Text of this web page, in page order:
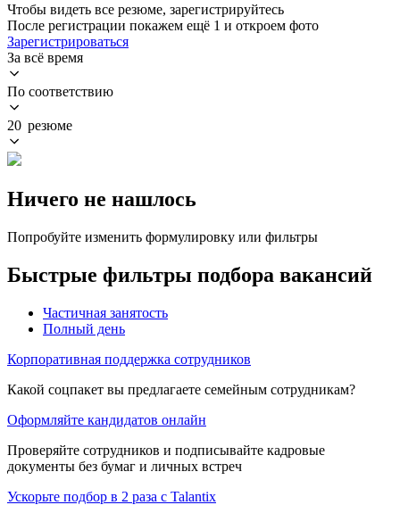
Чтобы видеть все резюме, зарегистрируйтесь
После регистрации покажем ещё 1 и откроем фото
Зарегистрироваться
За всё время
По соответствию
20 резюме
Ничего не нашлось
Попробуйте изменить формулировку или фильтры
Быстрые фильтры подбора вакансий
Частичная занятость
Полный день
Корпоративная поддержка сотрудников
Какой соцпакет вы предлагаете семейным сотрудникам?
Оформляйте кандидатов онлайн
Проверяйте сотрудников и подписывайте кадровые
документы без бумаг и личных встреч
Ускорьте подбор в 2 раза с Talantix